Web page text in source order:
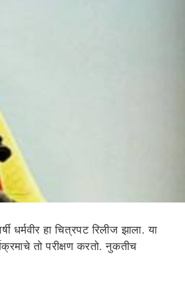
धर्मवीर हा चित्रपट रिलीज झाला. या
तो परीक्षण करतो. नुकतीच